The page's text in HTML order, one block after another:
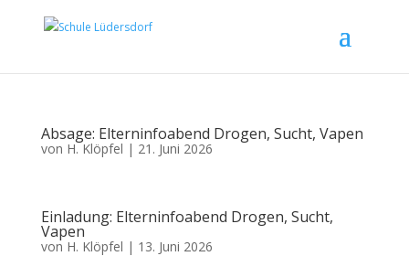
Absage: Elterninfoabend Drogen, Sucht, Vapen
von H. Klöpfel | 21. Juni 2026
Einladung: Elterninfoabend Drogen, Sucht,
Vapen
von H. Klöpfel | 13. Juni 2026